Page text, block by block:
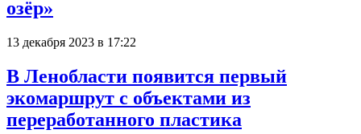
озёр»
13 декабря 2023 в 17:22
В Ленобласти появится первый
экомаршрут с объектами из
переработанного пластика